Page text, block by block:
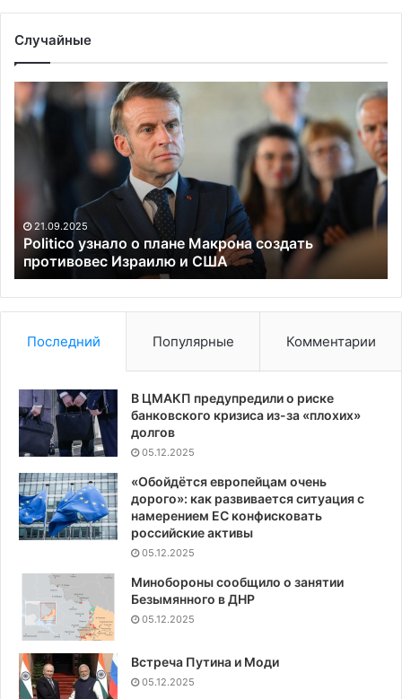
Случайные
Politico
узнало
о
создать
Израилю
США
21.09.2025
Politico узнало о плане Макрона создать
противовес Израилю и США
в
Последний Популярные Комментарии
В ЦМАКП предупредили о риске
банковского кризиса из-за «плохих»
долгов
05.12.2025
«Обойдётся европейцам очень
дорого»: как развивается ситуация с
намерением ЕС конфисковать
российские активы
05.12.2025
Минобороны сообщило о занятии
Безымянного в ДНР
05.12.2025
Встреча Путина и Моди
05.12.2025